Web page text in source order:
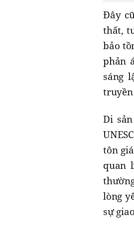
Đây
thất,
bảo
phản
sáng
Di
tôn
quan
lòng
sự